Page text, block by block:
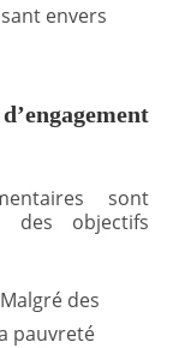
envers
sont
des objectifs
des
pauvreté